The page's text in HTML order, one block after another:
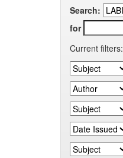
Search:
for
Current filters: